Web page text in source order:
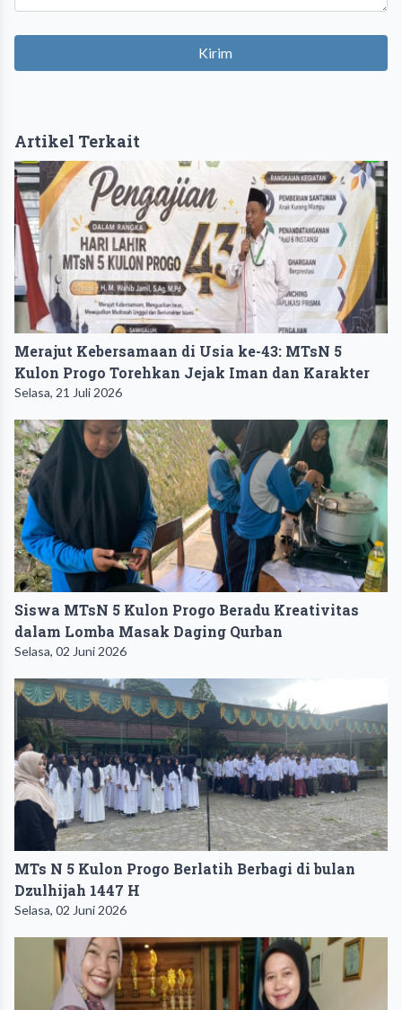
Kirim
Artikel Terkait
Merajut Kebersamaan di Usia ke-43: MTsN 5
Kulon Progo Torehkan Jejak Iman dan Karakter
Selasa, 21 Juli 2026
Siswa MTsN 5 Kulon Progo Beradu Kreativitas
dalam Lomba Masak Daging Qurban
Selasa, 02 Juni 2026
MTs N 5 Kulon Progo Berlatih Berbagi di bulan
Dzulhijah 1447 H
Selasa, 02 Juni 2026